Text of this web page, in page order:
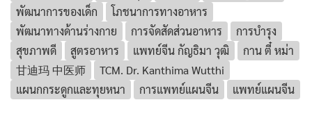
พัฒนาการของเด็ก
โภชนาการทางอาหาร
พัฒนาทางด้านร่างกาย
การจัดสัดส่วนอาหาร
การบำรุง
สุขภาพดี
สูตรอาหาร แพทย์จีน กัญธิมา วุฒิ
กาน ตี๋ หม่า
甘迪玛 中医师
TCM. Dr. Kanthima Wutthi
แผนกกระดูกและทุยหนา
การแพทย์แผนจีน แพทย์แผนจีน